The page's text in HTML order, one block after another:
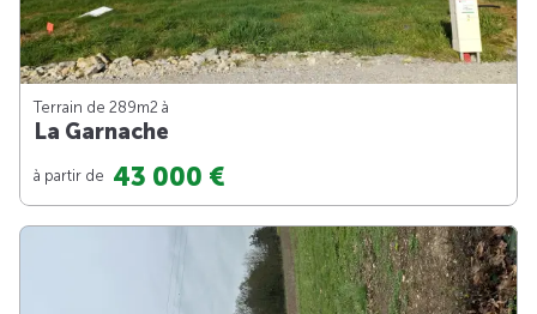
Terrain de 289m2 à
La Garnache
à partir de 43 000 €